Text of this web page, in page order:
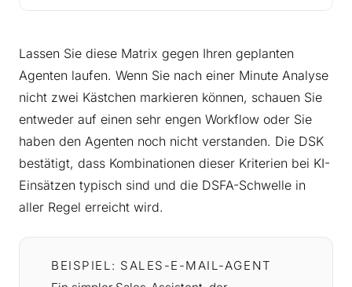
Lassen Sie diese Matrix gegen Ihren geplanten
Agenten laufen. Wenn Sie nach einer Minute Analyse
nicht zwei Kästchen markieren können, schauen Sie
entweder auf einen sehr engen Workflow oder Sie
haben den Agenten noch nicht verstanden. Die DSK
bestätigt, dass Kombinationen dieser Kriterien bei KI-
Einsätzen typisch sind und die DSFA-Schwelle in
aller Regel erreicht wird.
BEISPIEL: SALES-E-MAIL-AGENT